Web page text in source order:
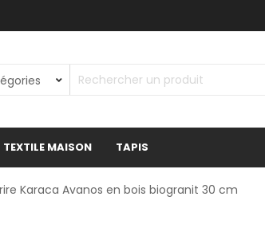
TEXTILE MAISON TAPIS
Karaca Avanos en bois biogranit 30 cm